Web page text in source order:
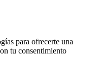
para ofrecerte una
tu consentimiento